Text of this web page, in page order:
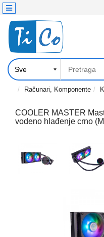
KATEGORIJE
Računari,
Komponente
Laptop
tablet
projektori
Kontakt
Računari, Komponente
COOLER MASTER
vodeno hlađenje crno